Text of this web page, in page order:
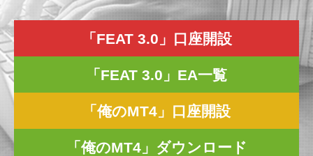
「FEAT 3.0」口座開設
「FEAT 3.0」EA一覧
「俺のMT4」口座開設
「俺のMT4」ダウンロード